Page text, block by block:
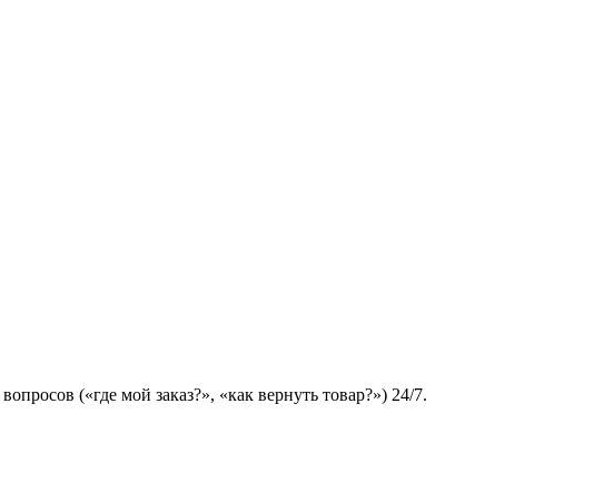
(«где мой заказ?», «как вернуть товар?») 24/7.